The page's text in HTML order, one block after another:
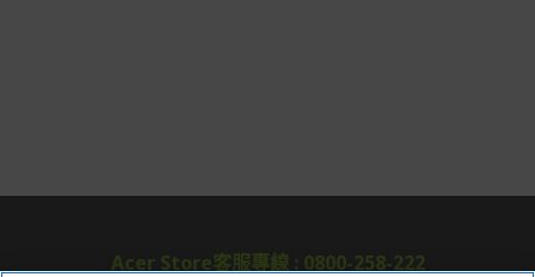
Acer Store客服專線 : 0800-258-222